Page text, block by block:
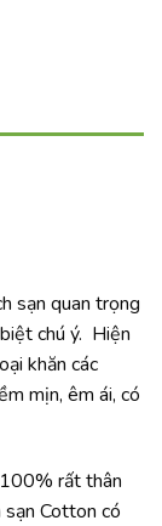
sạn quan trọng
chú ý. Hiện
khăn các
mịn, êm ái, có
rất thân
Cotton có